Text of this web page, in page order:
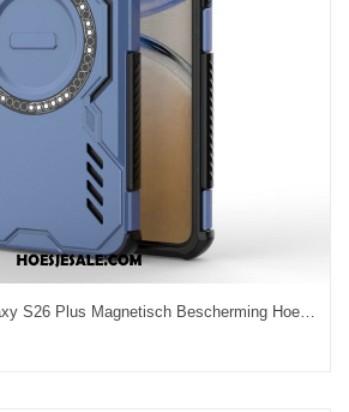
Hoesje Samsung Galaxy S26 Plus Magnetisch Bescherming Hoesje